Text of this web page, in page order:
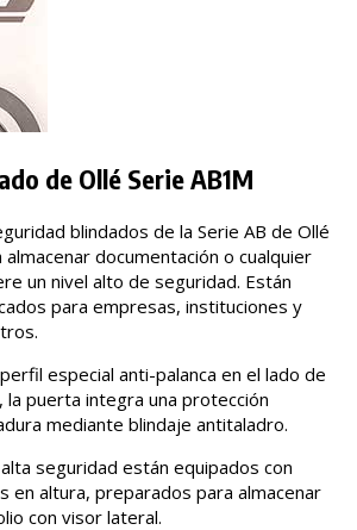
de Ollé Serie AB1M
blindados de la Serie AB de Ollé
documentación o cualquier
un nivel alto de seguridad. Están
para empresas, instituciones y
especial anti-palanca en el lado de
la puerta integra una protección
mediante blindaje antitaladro.
seguridad están equipados con
en altura, preparados para almacenar
con visor lateral.